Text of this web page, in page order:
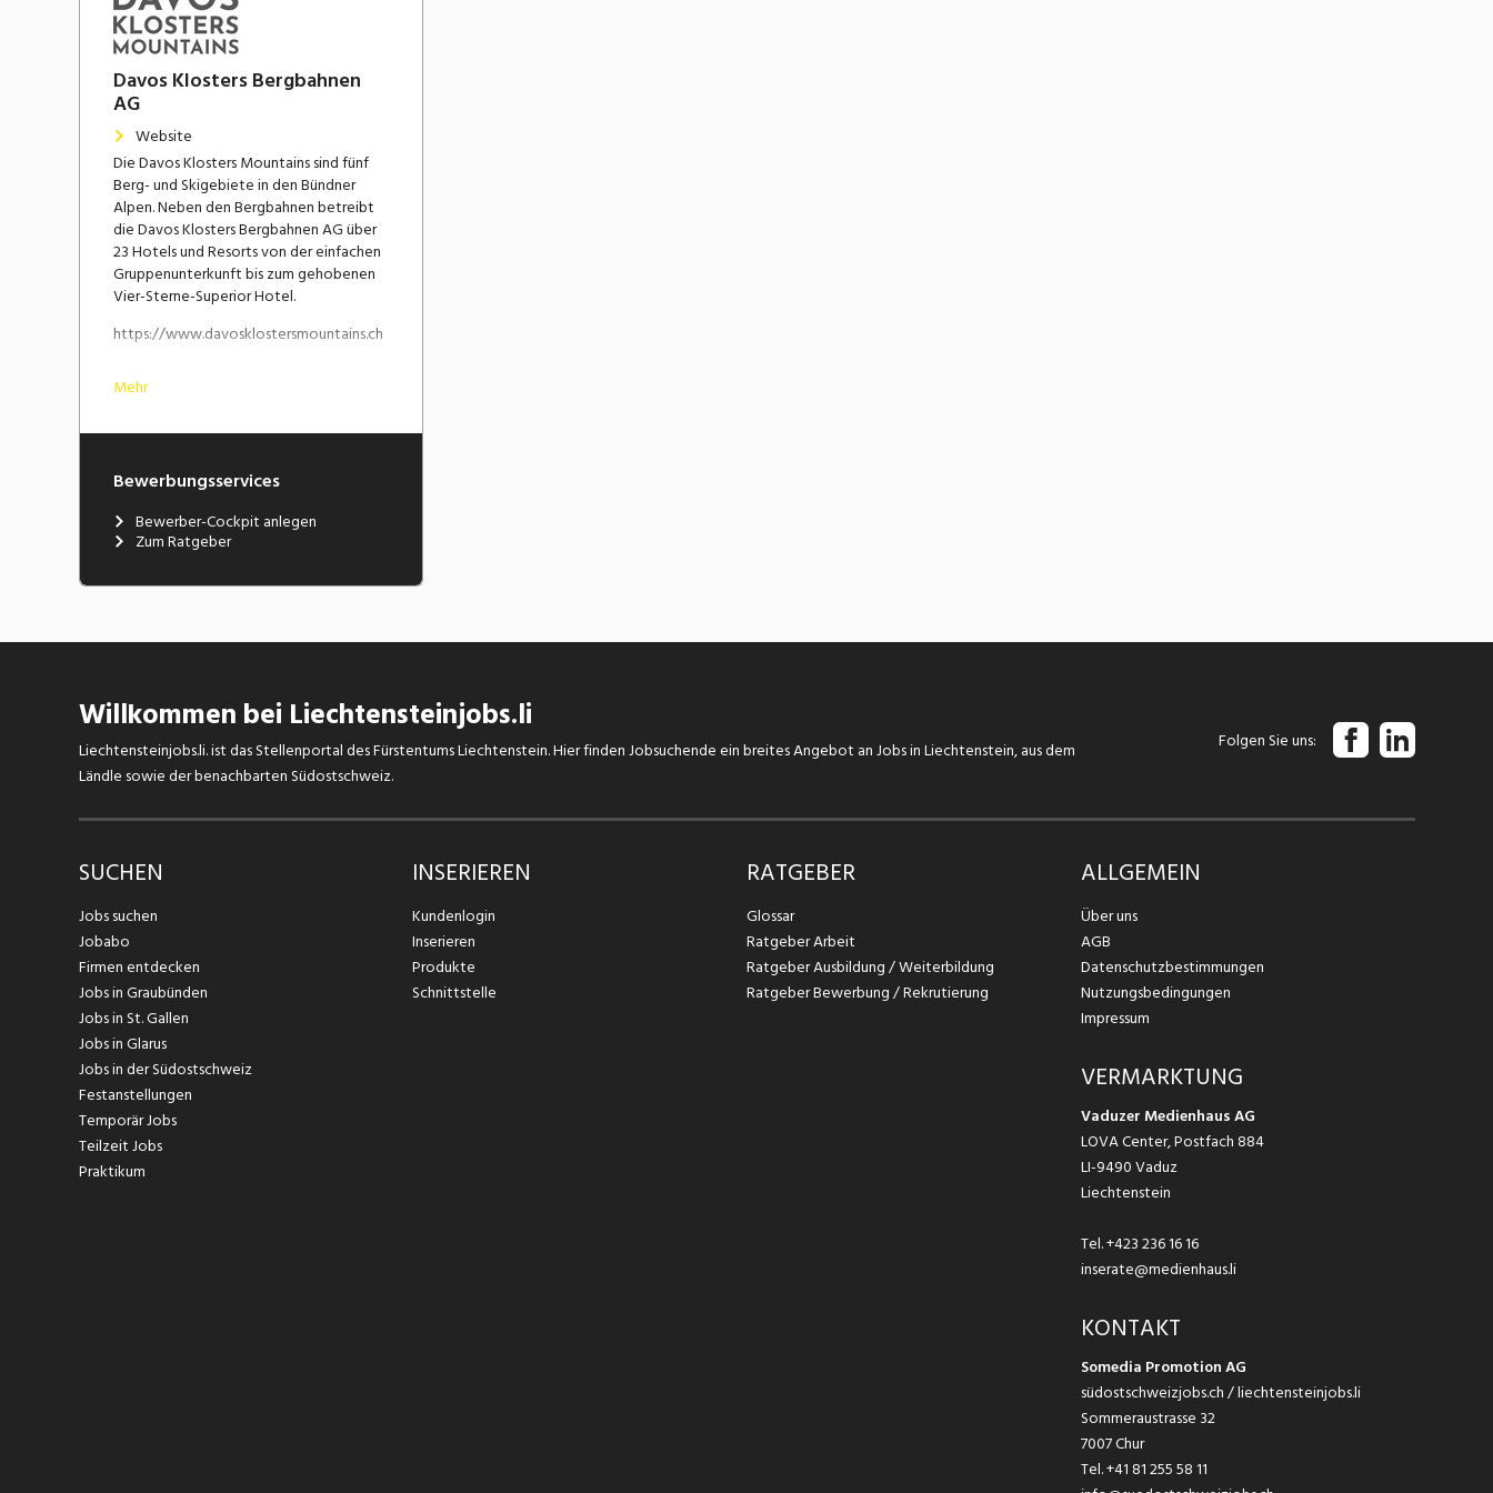
Davos Klosters Bergbahnen
AG
Website
Die Davos Klosters Mountains sind fünf
Berg- und Skigebiete in den Bündner
Alpen. Neben den Bergbahnen betreibt
die Davos Klosters Bergbahnen AG über
23 Hotels und Resorts von der einfachen
Gruppenunterkunft bis zum gehobenen
Vier-Sterne-Superior Hotel.
https://www.davosklostersmountains.ch
Mehr
Bewerbungsservices
Bewerber-Cockpit anlegen
Zum Ratgeber
Willkommen bei Liechtensteinjobs.li
Liechtensteinjobs.li. ist das Stellenportal des Fürstentums Liechtenstein. Hier finden Jobsuchende ein breites Angebot an Jobs in Liechtenstein, aus dem
Ländle sowie der benachbarten Südostschweiz.
Folgen Sie uns
SUCHEN
Jobs suchen
Jobabo
Firmen entdecken
Jobs in Graubünden
Jobs in St. Gallen
Jobs in Glarus
Jobs in der Südostschweiz
Festanstellungen
Temporär Jobs
Teilzeit Jobs
Praktikum
INSERIEREN
Kundenlogin
Inserieren
Produkte
Schnittstelle
RATGEBER
Glossar
Ratgeber Arbeit
Ratgeber Ausbildung / Weiterbildung
Ratgeber Bewerbung / Rekrutierung
ALLGEMEIN
Über uns
AGB
Datenschutzbestimmungen
Nutzungsbedingungen
Impressum
VERMARKTUNG
Vaduzer Medienhaus AG
LOVA Center, Postfach 884
LI-9490 Vaduz
Liechtenstein
Tel.+423 236 16 16
inserate@medienhaus.li
KONTAKT
Somedia Promotion AG
südostschweizjobs.ch / liechtensteinjobs.li
Sommeraustrasse 32
7007 Chur
Tel.+41 81 255 58 11